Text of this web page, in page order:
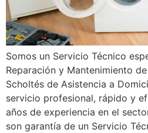
Somos un Servicio Técnico
Reparación y Mantenimiento
Scholtés de Asistencia a
servicio profesional, rápido y
años de experiencia en el
son garantía de un Servicio